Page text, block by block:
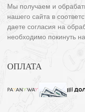
Мы получаем и
нашего сайта в
даете согласия на
необходимо покинуть
ОПЛАТА